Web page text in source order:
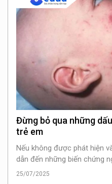
Đừng bỏ qua những
trẻ em
Nếu không được phát hiện
dẫn đến những biến chứng
dọa tính mạng. Vậy những
25/07/2025